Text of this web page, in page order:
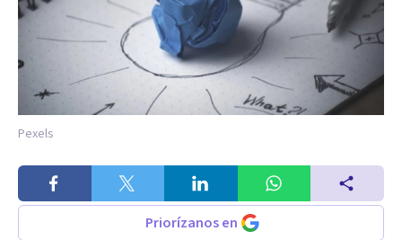
Pexels
Priorízanos en